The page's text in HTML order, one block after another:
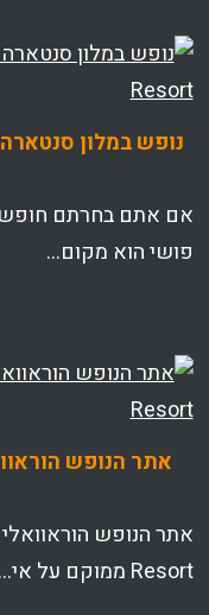
אם אתם בחרתם
פושי הוא מקום…
Resort ממוקם על אי…